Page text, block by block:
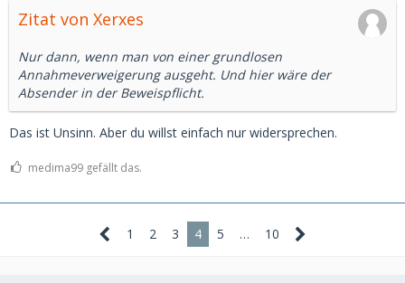
Zitat von Xerxes
Nur dann, wenn man von einer grundlosen
Annahmeverweigerung ausgeht. Und hier wäre der
Absender in der Beweispflicht.
Das ist Unsinn. Aber du willst einfach nur widersprechen.
medima99 gefällt das.
1 2 3 4 5 … 10